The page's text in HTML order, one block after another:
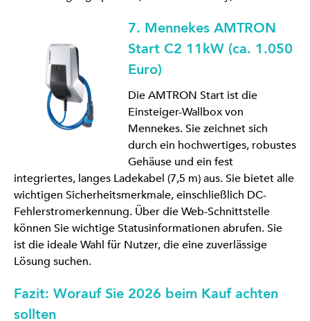
7. Mennekes AMTRON
Start C2 11kW (ca. 1.050
Euro)
Die AMTRON Start ist die
Einsteiger-Wallbox von
Mennekes. Sie zeichnet sich
durch ein hochwertiges, robustes
Gehäuse und ein fest
integriertes, langes Ladekabel (7,5 m) aus. Sie bietet alle
wichtigen Sicherheitsmerkmale, einschließlich DC-
Fehlerstromerkennung. Über die Web-Schnittstelle
können Sie wichtige Statusinformationen abrufen. Sie
ist die ideale Wahl für Nutzer, die eine zuverlässige
Lösung suchen.
Fazit: Worauf Sie 2026 beim Kauf achten
sollten